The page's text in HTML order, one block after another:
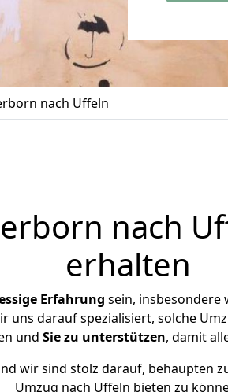
nach Uffeln
nach
erhalten
Erfahrung sein, insbesondere
uns darauf spezialisiert, solche
und Sie zu unterstützen, damit
wir sind stolz darauf, behaupten
Umzug nach Uffeln bieten zu